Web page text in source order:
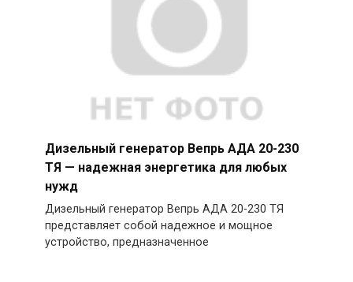
Дизельный генератор Вепрь АДА 20-230
ТЯ — надежная энергетика для любых
нужд
Дизельный генератор Вепрь АДА 20-230 ТЯ
представляет собой надежное и мощное
устройство, предназначенное